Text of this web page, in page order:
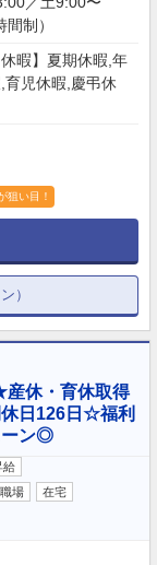
制）
暇】夏期休暇,年
育児休暇,慶弔休
狙い目！
）
休・育休取得
日126日☆福利
ーン◎
給
場
在宅